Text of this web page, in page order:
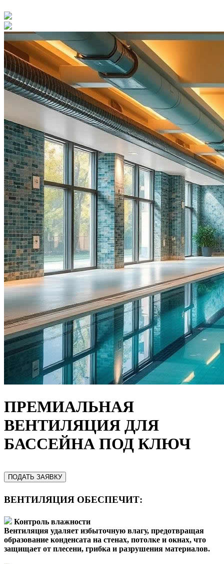
ПРЕМИАЛЬНАЯ
ВЕНТИЛЯЦИЯ ДЛЯ
БАССЕЙНА ПОД КЛЮЧ
ПОДАТЬ ЗАЯВКУ
ВЕНТИЛЯЦИЯ ОБЕСПЕЧИТ:
Контроль влажности
Вентиляция удаляет избыточную влагу, предотвращая
образование конденсата на стенах, потолке и окнах, что
защищает от плесени, грибка и разрушения материалов.